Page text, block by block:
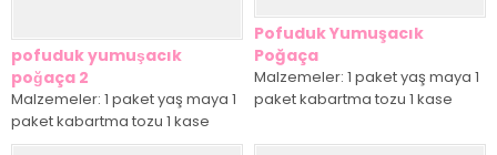
pofuduk yumuşacık
poğaça 2
Malzemeler: 1 paket yaş maya 1
paket kabartma tozu 1 kase
yoğurt 1 yumurta 3...
Pofuduk Yumuşacık
Poğaça
Malzemeler: 1 paket yaş maya 1
paket kabartma tozu 1 kase